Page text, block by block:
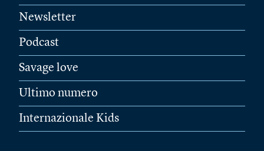
Newsletter
Podcast
Savage love
Ultimo numero
Internazionale Kids